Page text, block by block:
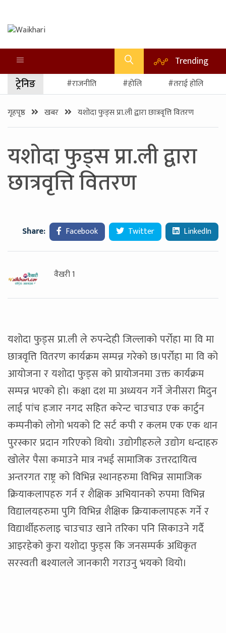
Trending
ट्रेनिङ #राजनीति #होलि #तराई होलि
गृहपृष्ठ खबर यशोदा फुड्स प्रा.ली द्वारा छात्रवृत्ति वितरण
यशोदा फुड्स प्रा.ली द्वारा
छात्रवृत्ति वितरण
Share: Facebook Twitter LinkedIn
वैखरी 1
यशोदा फुड्स प्रा.ली ले रुपन्देही जिल्लाको पर्रोहा मा वि मा
छात्रवृत्ति वितरण कार्यक्रम सम्पन्न गरेको छ।पर्रोहा मा वि को
आयोजना र यशोदा फुड्स को प्रायोजनमा उक्त कार्यक्रम
सम्पन्न भएको हो। कक्षा दश मा अध्ययन गर्ने जेनीसरा मिदुन
लाई पांच हजार नगद सहित करेन्ट चाउचाउ एक कार्टुन
कम्पनीको लोगो भयको टि सर्ट कपी र कलम एक एक थान
पुरस्कार प्रदान गरिएको थियो। उद्योगीहरुले उद्योग धन्दाहरु
खोलेर पैसा कमाउने मात्र नभई सामाजिक उत्तरदायित्व
अन्तरगत राष्ट्र को विभिन्न स्थानहरुमा विभिन्न सामाजिक
क्रियाकलापहरु गर्न र शैक्षिक अभियानको रुपमा विभिन्न
विद्यालयहरुमा पुगि विभिन्न शैक्षिक क्रियाकलापहरू गर्ने र
विद्यार्थीहरुलाइ चाउचाउ खाने तरिका पनि सिकाउने गर्दै
आइरहेको कुरा यशोदा फुड्स कि जनसम्पर्क अधिकृत
सरस्वती बश्यालले जानकारी गराउनु भयको थियो।